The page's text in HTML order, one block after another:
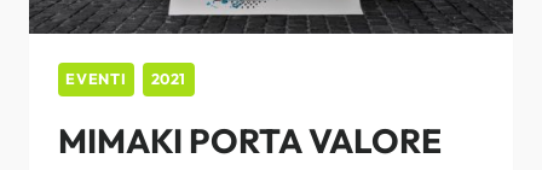
EVENTI 2021
MIMAKI PORTA VALORE